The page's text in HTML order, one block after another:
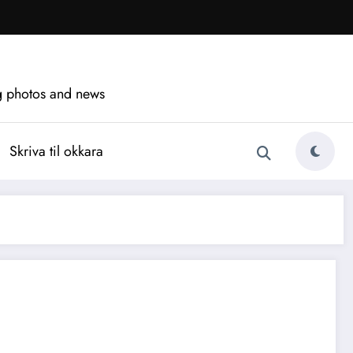
and news
Skriva til okkara